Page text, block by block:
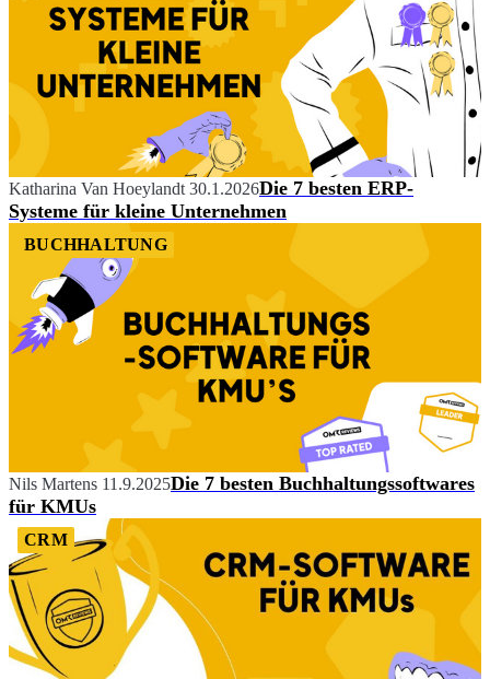
Katharina Van Hoeylandt 30.1.2026Die 7 besten ERP-
Systeme für kleine Unternehmen
BUCHHALTUNG
Nils Martens 11.9.2025Die 7 besten Buchhaltungssoftwares
für KMUs
CRM